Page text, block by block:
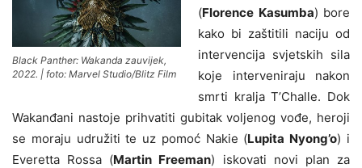
Black Panther: Wakanda zauvijek,
2022. | foto: Marvel Studio/Blitz Film
(Florence Kasumba) bore
kako bi zaštitili naciju od
intervencija svjetskih sila
koje interveniraju nakon
smrti kralja T’Challe. Dok
Wakanđani nastoje prihvatiti gubitak voljenog vođe, heroji
se moraju udružiti te uz pomoć Nakie (Lupita Nyong’o) i
Everetta Rossa (Martin Freeman) iskovati novi plan za